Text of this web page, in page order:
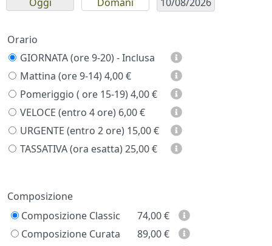
Orario
GIORNATA (ore 9-20) - Inclusa
Mattina (ore 9-14) 4,00 €
Pomeriggio ( ore 15-19) 4,00 €
VELOCE (entro 4 ore) 6,00 €
URGENTE (entro 2 ore) 15,00 €
TASSATIVA (ora esatta) 25,00 €
Prezzo
Composizione
Composizione Classic
74,00€
Composizione Curata
89,00€